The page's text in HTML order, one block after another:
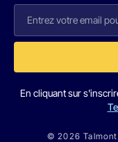
En cliquant sur
© 2026